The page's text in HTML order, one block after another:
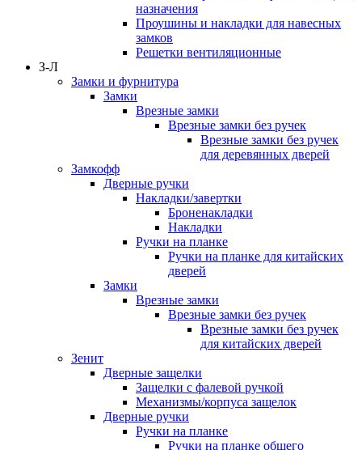
назначения
Проушины и накладки для навесных
замков
Решетки вентиляционные
З-Л
Замки и фурнитура
Замки
Врезные замки
Врезные замки без ручек
Врезные замки без ручек
для деревянных дверей
Замкофф
Дверные ручки
Накладки/завертки
Броненакладки
Накладки
Ручки на планке
Ручки на планке для китайских
дверей
Замки
Врезные замки
Врезные замки без ручек
Врезные замки без ручек
для китайских дверей
Зенит
Дверные защелки
Защелки с фалевой ручкой
Механизмы/корпуса защелок
Дверные ручки
Ручки на планке
Ручки на планке общего